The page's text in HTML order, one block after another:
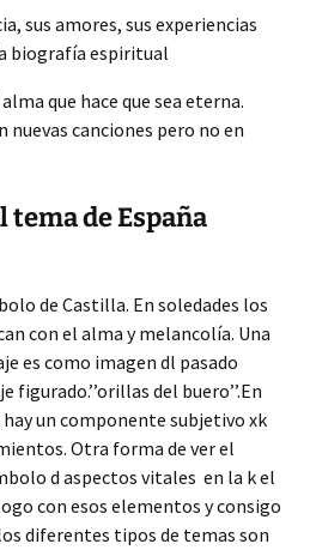
sus amores, sus experiencias
biografía espiritual
que hace que sea eterna.
nuevas canciones pero no en
tema de España
de Castilla. En soledades los
con el alma y melancolía. Una
es como imagen dl pasado
figurado.’’orillas del buero’’.En
un componente subjetivo xk
Otra forma de ver el
d aspectos vitales en la k el
con esos elementos y consigo
diferentes tipos de temas son